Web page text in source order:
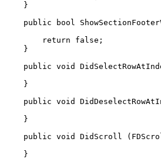
    }
public bool
        return false;
    }
public void
    }
public void
    }
public void DidScroll
    }